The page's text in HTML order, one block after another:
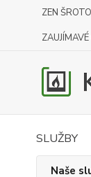
ZEN
SLUŽBY
Naše